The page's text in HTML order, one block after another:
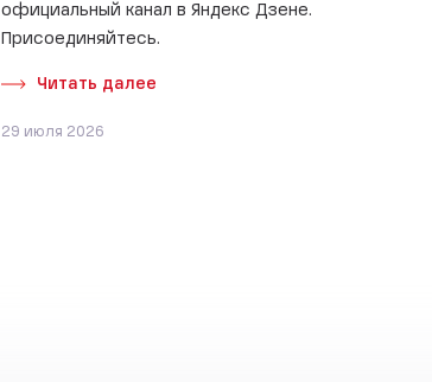
официальный канал в Яндекс Дзене.
Присоединяйтесь.
Читать далее
29 июля 2026